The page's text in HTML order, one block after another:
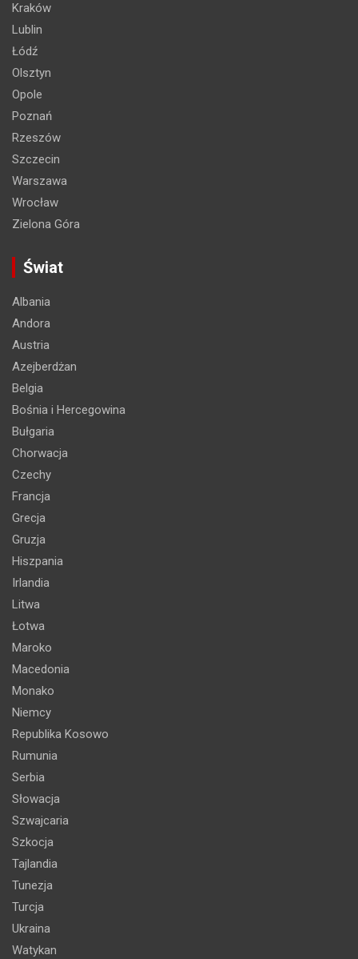
Kraków
Lublin
Łódź
Olsztyn
Opole
Poznań
Rzeszów
Szczecin
Warszawa
Wrocław
Zielona Góra
Świat
Albania
Andora
Austria
Azejberdżan
Belgia
Bośnia i Hercegowina
Bułgaria
Chorwacja
Czechy
Francja
Grecja
Gruzja
Hiszpania
Irlandia
Litwa
Łotwa
Maroko
Macedonia
Monako
Niemcy
Republika Kosowo
Rumunia
Serbia
Słowacja
Szwajcaria
Szkocja
Tajlandia
Tunezja
Turcja
Ukraina
Watykan